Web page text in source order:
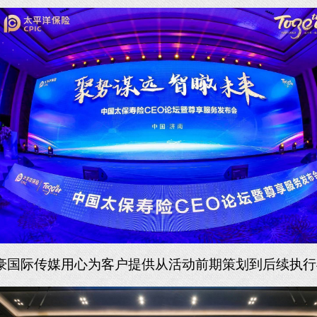
国际传媒用心为客户提供从活动前期策划到后续执